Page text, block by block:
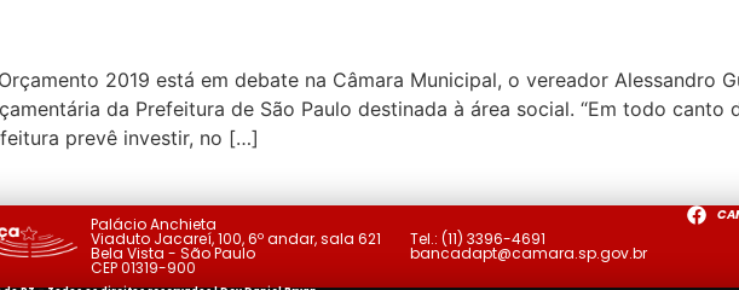
2019 está em debate na Câmara Municipal, o vereador Alessandro
da Prefeitura de São Paulo destinada à área social. “Em todo canto
prevê investir, no […]
Palácio Anchieta
Viaduto Jacareí, 100, 6º andar, sala 621
Bela Vista - São Paulo
CEP 01319-900
Tel.: (11) 3396-4691
bancadapt@camara.sp.gov.br